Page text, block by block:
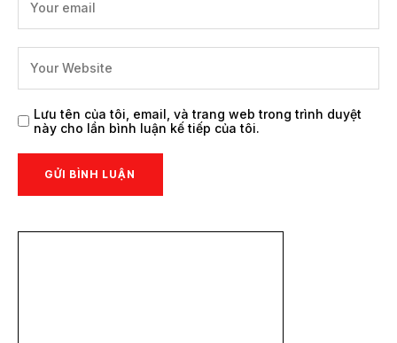
Lưu tên của tôi, email, và trang web trong trình duyệt
này cho lần bình luận kế tiếp của tôi.